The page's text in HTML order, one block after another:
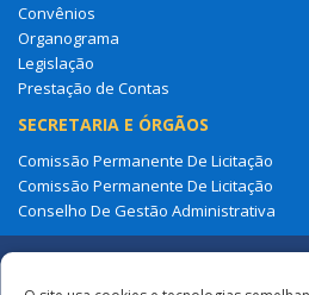
Convênios
Organograma
Legislação
Prestação de Contas
SECRETARIA E ÓRGÃOS
Comissão Permanente De Licitação
Comissão Permanente De Licitação
Conselho De Gestão Administrativa